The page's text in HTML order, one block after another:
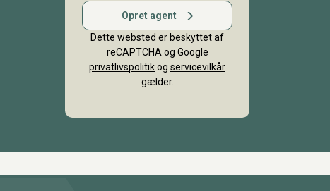
Opret agent
Dette websted er beskyttet af
reCAPTCHA og Google
privatlivspolitikog servicevilkår
gælder.